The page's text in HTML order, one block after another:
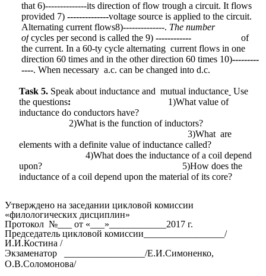
that 6)--------------its direction of flow trough a circuit. It flows
provided 7)--------------voltage source is applied to the circuit.
Alternating current flows8)--------------. The number
of cycles per second is called the 9)------------of
the current. In a 60-ty cycle alternating current flows in one
direction 60 times and in the other direction 60 times 10)---------
----. When necessary a.c. can be changed into d.c.
Task 5. Speak about inductance and mutual inductance Use
the questions: 1)What value of
inductance do conductors have?
2)What is the function of inductors?
3)What are
elements with a definite value of inductance called?
4)What does the inductance of a coil depend
upon? 5)How does the
inductance of a coil depend upon the material of its core?
Утверждено на заседании цикловой комиссии
«филологических дисциплин»
Протокол №___ от «___»____________2017 г.
Председатель цикловой комиссии_________________/
И.И.Костина /
Экзаменатор _________________/Е.И.Симоненко,
О.В.Соломонова/